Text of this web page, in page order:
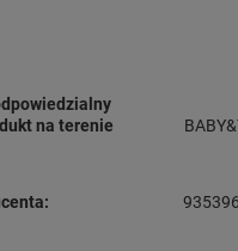
na terenie